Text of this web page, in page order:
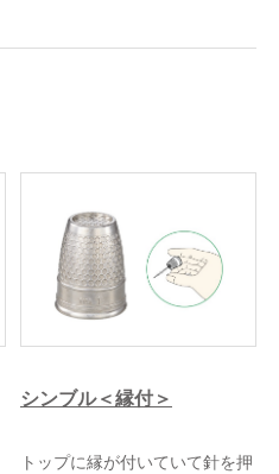
シンブル＜縁付＞
トップに縁が付いていて針を押